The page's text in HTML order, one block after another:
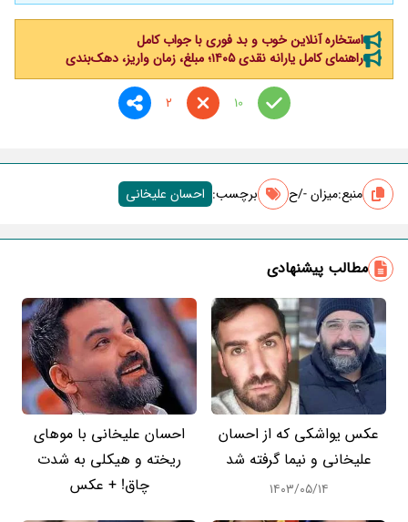
استخاره آنلاین خوب و بد فوری با جواب کامل
راهنمای کامل یارانه نقدی ۱۴۰۵؛ مبلغ، زمان واریز، دهک‌بندی
10
2
منبع:میزان -/ح برچسب‌: احسان علیخانی
مطالب پیشنهادی
عکس یواشکی که از احسان
علیخانی و نیما گرفته شد
۱۴۰۳/۰۵/۱۴
احسان علیخانی با موهای
ریخته و هیکلی به شدت
چاق! + عکس